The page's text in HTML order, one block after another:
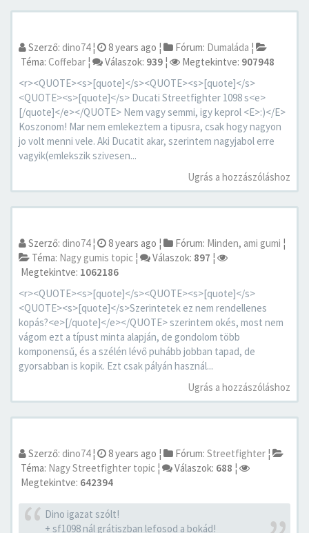
Szerző: dino74¦ 8 years ago ¦ Fórum: Dumaláda ¦
Téma: Coffebar ¦ Válaszok: 939 ¦ Megtekintve: 907948
<r><QUOTE><s>[quote]</s><QUOTE><s>[quote]</s>
<QUOTE><s>[quote]</s> Ducati Streetfighter 1098 s<e>
[/quote]</e></QUOTE> Nem vagy semmi, igy keprol <E>:)</E>
Koszonom! Mar nem emlekeztem a tipusra, csak hogy nagyon
jo volt menni vele. Aki Ducatit akar, szerintem nagyjabol erre
vagyik(emlekszik szivesen...
Ugrás a hozzászóláshoz
Szerző: dino74¦ 8 years ago ¦ Fórum: Minden, ami gumi ¦
Téma: Nagy gumis topic ¦ Válaszok: 897 ¦
Megtekintve: 1062186
<r><QUOTE><s>[quote]</s><QUOTE><s>[quote]</s>
<QUOTE><s>[quote]</s>Szerintetek ez nem rendellenes
kopás?<e>[/quote]</e></QUOTE> szerintem okés, most nem
vágom ezt a típust minta alapján, de gondolom több
komponensű, és a szélén lévő puhább jobban tapad, de
gyorsabban is kopik. Ezt csak pályán használ...
Ugrás a hozzászóláshoz
Szerző: dino74¦ 8 years ago ¦ Fórum: Streetfighter ¦
Téma: Nagy Streetfighter topic ¦ Válaszok: 688 ¦
Megtekintve: 642394
Dino igazat szólt!
+ sf1098 nál grátiszban lefosod a bokád!